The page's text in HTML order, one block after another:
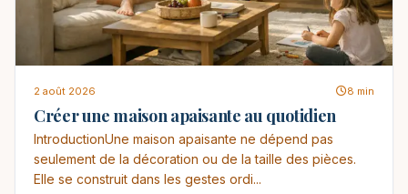
2 août 2026 8 min
Créer une maison apaisante au quotidien
IntroductionUne maison apaisante ne dépend pas
seulement de la décoration ou de la taille des pièces.
Elle se construit dans les gestes ordi...